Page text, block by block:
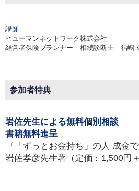
講師
ヒューマンネットワーク株式会社
経営者保険プランナー 相続診断士 福嶋
参加者特典
岩佐先生による無料個別相談
書籍無料進呈
『「ずっとお金持ち」の人 成金で
岩佐孝彦先生著（定価：1,500円＋